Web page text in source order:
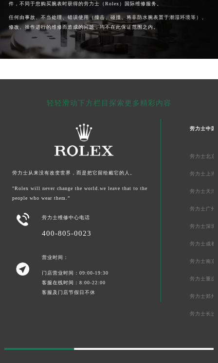
件，不同于您购买腕表时获得的劳力士（Rolex）国际维修服务。
任何由事故、不当处理、错误使用（撞击、碰撞、将非防水腕表置于潮湿环境等）、
修改、操作进行的维修而造成的问题，均不在此保证范围之内。
轻轻滑动下方栏目探索更多精彩内容
劳力士从来没有改变世界，而是把它留给戴它的人。
"Rolex will never change the world.we leave that to the
people who wear them.”
 劳力士维修中心电话
400-805-0023

营业时间：
门店营业时间：09:00-19:30
客服在线时间：8:00-22:00
客服及门店节假日不休
劳力士中国
劳力士北京
劳力士上海
劳力士天津
劳力士广州
劳力士深圳
劳力士成都
劳力士南京
劳力士重庆
劳力士郑州
劳力士长沙